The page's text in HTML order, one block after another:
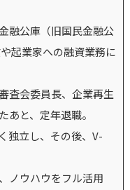
融公庫（旧国民金融公
起業家への融資業務に
査会委員長、企業再生
あと、定年退職。
独立し、その後、V-
ノウハウをフル活用